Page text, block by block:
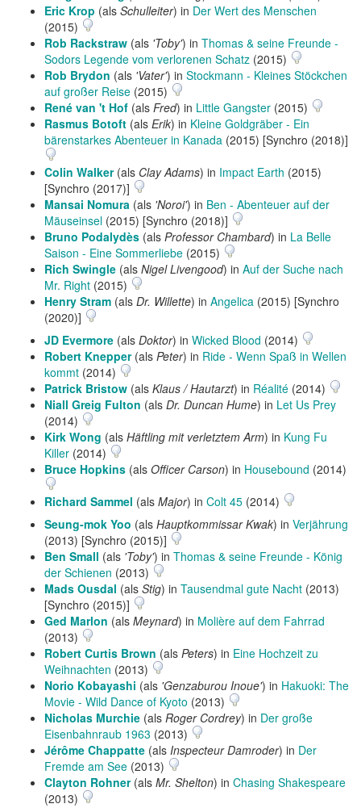
Eric Krop (als Schulleiter) in Der Wert des Menschen
(2015)
Rob Rackstraw (als 'Toby') in Thomas & seine Freunde -
Sodors Legende vom verlorenen Schatz (2015)
Rob Brydon (als 'Vater') in Stockmann - Kleines Stöckchen
auf großer Reise (2015)
René van 't Hof (als Fred) in Little Gangster (2015)
Rasmus Botoft (als Erik) in Kleine Goldgräber - Ein
bärenstarkes Abenteuer in Kanada (2015) [Synchro (2018)]
Colin Walker(als Clay Adams) in Impact Earth (2015)
[Synchro (2017)]
Mansai Nomura (als 'Noroi') in Ben - Abenteuer auf der
Mäuseinsel (2015) [Synchro (2018)]
Bruno Podalydès (als Professor Chambard) in La Belle
Saison - Eine Sommerliebe (2015)
Rich Swingle (als Nigel Livengood) in Auf der Suche nach
Mr. Right (2015)
Henry Stram (als Dr. Willette) in Angelica (2015) [Synchro
(2020)]
JD Evermore (als Doktor) in Wicked Blood (2014)
Robert Knepper(als Peter) in Ride - Wenn Spaß in Wellen
kommt (2014)
Patrick Bristow (als Klaus / Hautarzt) in Réalité (2014)
Niall Greig Fulton (als Dr. Duncan Hume) in Let Us Prey
(2014)
Kirk Wong (als Häftling mit verletztem Arm) in Kung Fu
Killer (2014)
Bruce Hopkins (als Officer Carson) in Housebound (2014)
Richard Sammel (als Major) in Colt 45 (2014)
Seung-mok Yoo (als Hauptkommissar Kwak) in Verjährung
(2013) [Synchro (2015)]
Ben Small (als 'Toby') in Thomas & seine Freunde - König
der Schienen (2013)
Mads Ousdal (als Stig) in Tausendmal gute Nacht (2013)
[Synchro (2015)]
Ged Marlon (als Meynard) in Molière auf dem Fahrrad
(2013)
Robert Curtis Brown (als Peters) in Eine Hochzeit zu
Weihnachten (2013)
Norio Kobayashi (als 'Genzaburou Inoue') in Hakuoki: The
Movie - Wild Dance of Kyoto (2013)
Nicholas Murchie (als Roger Cordrey) in Der große
Eisenbahnraub 1963 (2013)
Jérôme Chappatte (als Inspecteur Damroder) in Der
Fremde am See (2013)
Clayton Rohner(als Mr. Shelton) in Chasing Shakespeare
(2013)